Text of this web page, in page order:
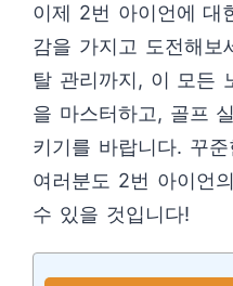
이제 2번 아이언에 대
감을 가지고 도전해보
탈 관리까지, 이 모든
을 마스터하고, 골프
키기를 바랍니다. 꾸
여러분도 2번 아이언
수 있을 것입니다!